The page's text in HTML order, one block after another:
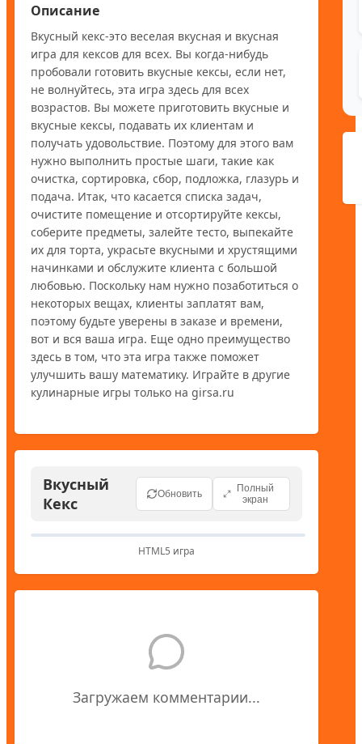
Описание
Вкусный кекс-это веселая вкусная и вкусная
игра для кексов для всех. Вы когда-нибудь
пробовали готовить вкусные кексы, если нет,
не волнуйтесь, эта игра здесь для всех
возрастов. Вы можете приготовить вкусные и
вкусные кексы, подавать их клиентам и
получать удовольствие. Поэтому для этого вам
нужно выполнить простые шаги, такие как
очистка, сортировка, сбор, подложка, глазурь и
подача. Итак, что касается списка задач,
очистите помещение и отсортируйте кексы,
соберите предметы, залейте тесто, выпекайте
их для торта, украсьте вкусными и хрустящими
начинками и обслужите клиента с большой
любовью. Поскольку нам нужно позаботиться о
некоторых вещах, клиенты заплатят вам,
поэтому будьте уверены в заказе и времени,
вот и вся ваша игра. Еще одно преимущество
здесь в том, что эта игра также поможет
улучшить вашу математику. Играйте в другие
кулинарные игры только на girsa.ru
Вкусный
Кекс
Обновить
Полный
экран
HTML5 игра
Загружаем комментарии...